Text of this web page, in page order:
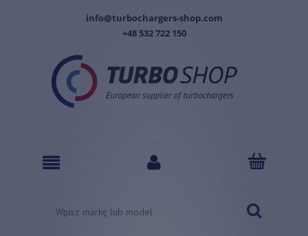
info@turbochargers-shop.com
+48 532 722 150